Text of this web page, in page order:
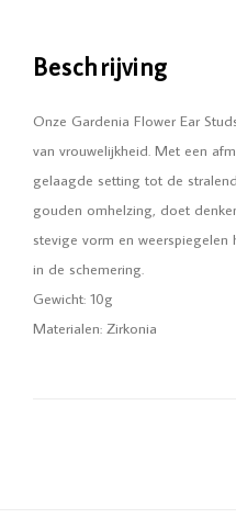
Beschrijving
Onze Gardenia Flower Ear
van vrouwelijkheid. Met een
gelaagde setting tot de
gouden omhelzing, doet
stevige vorm en
in de schemering.
Gewicht: 10g
Materialen: Zirkonia